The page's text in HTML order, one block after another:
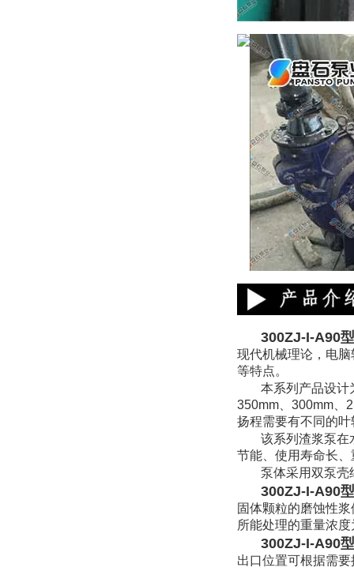
300ZJ-I-A90
现代机械理论，电
等特点。
本系列产品设计
350mm
300mm
扬程需要有不同的
该系列渣浆泵在
节能、使用寿命长
泵体采用双泵壳
300ZJ-I-A90
固体颗粒的磨蚀性
所能处理的重量浓
300ZJ-I-A90
出口位置可根据需要